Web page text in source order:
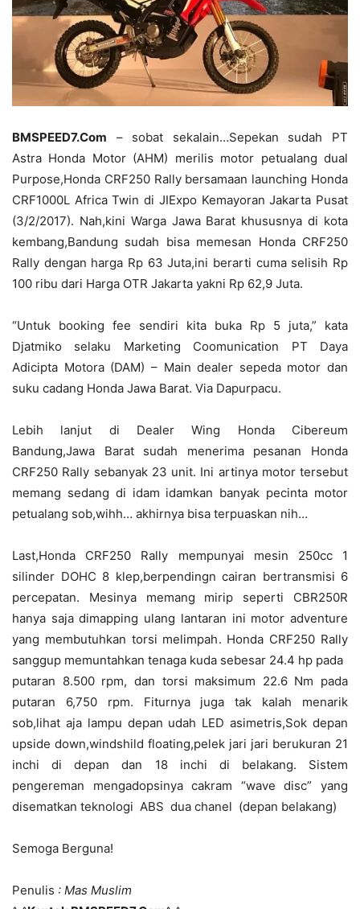
BMSPEED7.Com – sobat sekalain…Sepekan sudah PT
Astra Honda Motor (AHM) merilis motor petualang dual
Purpose,Honda CRF250 Rally bersamaan launching Honda
CRF1000L Africa Twin di JIExpo Kemayoran Jakarta Pusat
(3/2/2017). Nah,kini Warga Jawa Barat khususnya di kota
kembang,Bandung sudah bisa memesan Honda CRF250
Rally dengan harga Rp 63 Juta,ini berarti cuma selisih Rp
100 ribu dari Harga OTR Jakarta yakni Rp 62,9 Juta.
“Untuk booking fee sendiri kita buka Rp 5 juta,” kata
Djatmiko selaku Marketing Coomunication PT Daya
Adicipta Motora (DAM) – Main dealer sepeda motor dan
suku cadang Honda Jawa Barat. Via Dapurpacu.
Lebih lanjut di Dealer Wing Honda Cibereum
Bandung,Jawa Barat sudah menerima pesanan Honda
CRF250 Rally sebanyak 23 unit. Ini artinya motor tersebut
memang sedang di idam idamkan banyak pecinta motor
petualang sob,wihh… akhirnya bisa terpuaskan nih…
Last,Honda CRF250 Rally mempunyai mesin 250cc 1
silinder DOHC 8 klep,berpendingn cairan bertransmisi 6
percepatan. Mesinya memang mirip seperti CBR250R
hanya saja dimapping ulang lantaran ini motor adventure
yang membutuhkan torsi melimpah. Honda CRF250 Rally
sanggup memuntahkan tenaga kuda sebesar 24.4 hp pada
putaran 8.500 rpm, dan torsi maksimum 22.6 Nm pada
putaran 6,750 rpm. Fiturnya juga tak kalah menarik
sob,lihat aja lampu depan udah LED asimetris,Sok depan
upside down,windshild floating,pelek jari jari berukuran 21
inchi di depan dan 18 inchi di belakang. Sistem
pengereman mengadopsinya cakram “wave disc” yang
disematkan teknologi ABS dua chanel (depan belakang)
Semoga Berguna!
Penulis : Mas Muslim